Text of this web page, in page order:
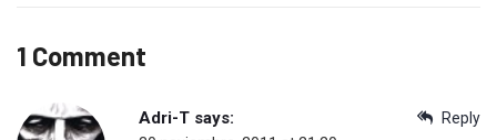
1 Comment
Reply
Adri-T says: